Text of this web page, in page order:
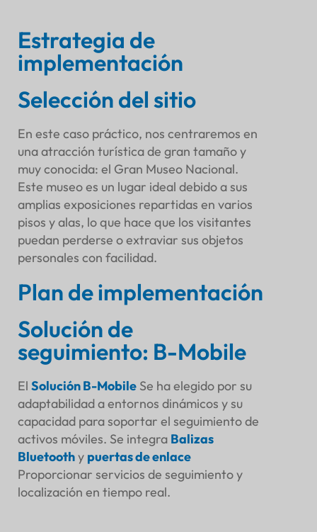
Estrategia de
implementación
Selección del sitio
En este caso práctico, nos centraremos en
una atracción turística de gran tamaño y
muy conocida: el Gran Museo Nacional.
Este museo es un lugar ideal debido a sus
amplias exposiciones repartidas en varios
pisos y alas, lo que hace que los visitantes
puedan perderse o extraviar sus objetos
personales con facilidad.
Plan de implementación
Solución de
seguimiento: B-Mobile
El Solución B-Mobile Se ha elegido por su
adaptabilidad a entornos dinámicos y su
capacidad para soportar el seguimiento de
activos móviles. Se integra Balizas
Bluetoothy puertas de enlace
Proporcionar servicios de seguimiento y
localización en tiempo real.